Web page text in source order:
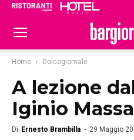
Home Dolcegiornale
A lezione
Iginio
Di Ernesto Brambilla - 29 Maggio